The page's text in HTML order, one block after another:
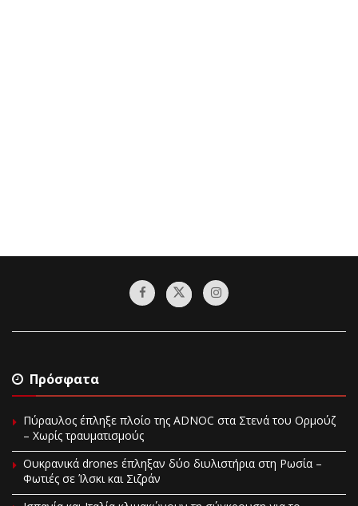
Πρόσφατα
Πύραυλος έπληξε πλοίο της ADNOC στα Στενά του Ορμούζ
– Χωρίς τραυματισμούς
Ουκρανικά drones έπληξαν δύο διυλιστήρια στη Ρωσία –
Φωτιές σε Ίλσκι και Σιζράν